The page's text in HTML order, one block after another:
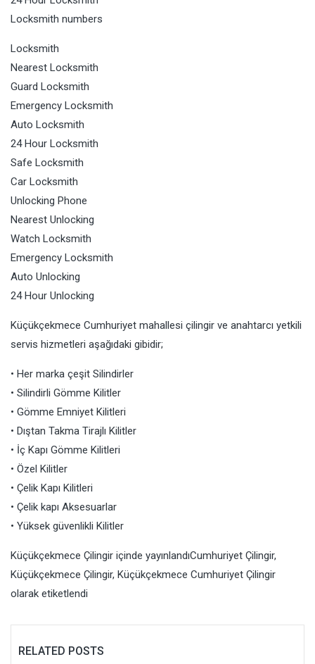
Locksmith numbers
Locksmith
Nearest Locksmith
Guard Locksmith
Emergency Locksmith
Auto Locksmith
24 Hour Locksmith
Safe Locksmith
Car Locksmith
Unlocking Phone
Nearest Unlocking
Watch Locksmith
Emergency Locksmith
Auto Unlocking
24 Hour Unlocking
Küçükçekmece Cumhuriyet mahallesi çilingir ve anahtarcı yetkili
servis hizmetleri aşağıdaki gibidir;
• Her marka çeşit Silindirler
• Silindirli Gömme Kilitler
• Gömme Emniyet Kilitleri
• Dıştan Takma Tirajlı Kilitler
• İç Kapı Gömme Kilitleri
• Özel Kilitler
• Çelik Kapı Kilitleri
• Çelik kapı Aksesuarlar
• Yüksek güvenlikli Kilitler
Küçükçekmece Çilingir içinde yayınlandıCumhuriyet Çilingir,
Küçükçekmece Çilingir, Küçükçekmece Cumhuriyet Çilingir
olarak etiketlendi
RELATED POSTS